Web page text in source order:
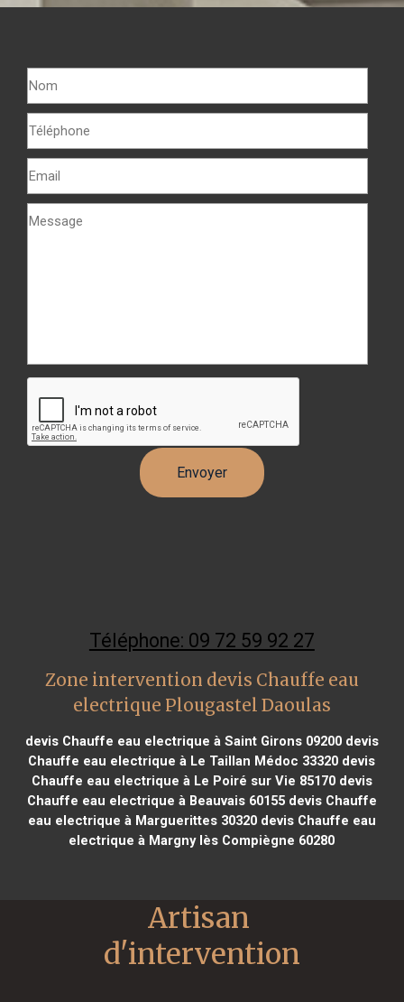
Téléphone: 09 72 59 92 27
Zone intervention devis Chauffe eau
electrique Plougastel Daoulas
devis Chauffe eau electrique à Saint Girons 09200devis
Chauffe eau electrique à Le Taillan Médoc 33320 devis
Chauffe eau electrique à Le Poiré sur Vie 85170devis
Chauffe eau electrique à Beauvais 60155devis Chauffe
eau electrique à Marguerittes 30320devis Chauffe eau
electrique à Margny lès Compiègne 60280
Artisan
d'intervention